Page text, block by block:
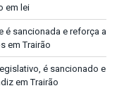
em lei
é sancionada e reforça a
em Trairão
é sancionado e
em Trairão